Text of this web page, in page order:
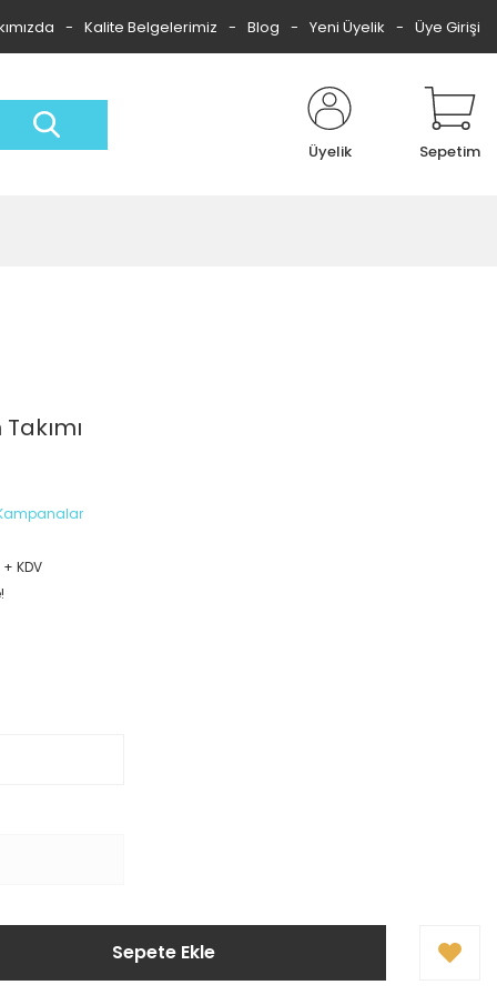
Kalite Belgelerimiz Blog Yeni Üyelik Üye Girişi
Üyelik Sepetim
+ KDV
Sepete Ekle